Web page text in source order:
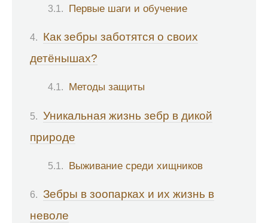
Первые шаги и обучение
Как зебры заботятся о своих
детёнышах?
Методы защиты
Уникальная жизнь зебр в дикой
природе
Выживание среди хищников
Зебры в зоопарках и их жизнь в
неволе